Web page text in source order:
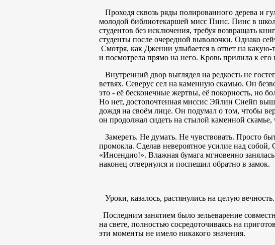
Проходя сквозь ряды полированного дерева и
молодой библиотекаршей мисс Пинс. Пинс в
студентов без исключения, требуя возвращать
студенты после очередной выволочки. Однако
Смотря, как Дженни улыбается в ответ на какую-
и посмотрела прямо на него. Кровь прилила к
Внутренний двор выглядел на редкость не
ветвях. Северус сел на каменную скамью. Он
это - её бесконечные жертвы, её покорность, но
Но нет, достопочтенная миссис Эйлин Снейп
дождя на своём лице. Он подумал о том, чтобы
он продолжал сидеть на стылой каменной скамье,
Замереть. Не думать. Не чувствовать. Просто
промокла. Сделав невероятное усилие над
«Инсендио!». Влажная бумага мгновенно
наконец отвернулся и поспешил обратно в замок.
Уроки, казалось, растянулись на целую
Последним занятием было зельеварение
на свете, полностью сосредоточиваясь на
эти моменты не имело никакого значения.